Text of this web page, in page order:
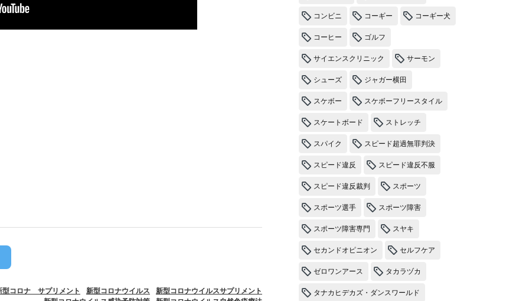
型コロナ サプリメント 新型コロナウイルス
新型コロナウイルスサプリメント
コンビニ コーギー コーギー犬
コーヒー ゴルフ
サイエンスクリニック サーモン
シューズ ジャガー横田
スケボー スケボーフリースタイル
スケートボード ストレッチ
スパイク スピード超過無罪判決
スピード違反 スピード違反不服
スピード違反裁判 スポーツ
スポーツ選手 スポーツ障害
スポーツ障害専門 スヤキ
セカンドオピニオン セルフケア
ゼロワンアース タカラヅカ
タナカヒデカズ・ダンスワールド